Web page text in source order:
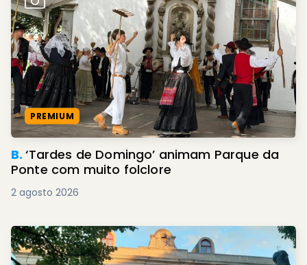
PREMIUM
B.‘Tardes de Domingo’ animam Parque da
Ponte com muito folclore
2 agosto 2026